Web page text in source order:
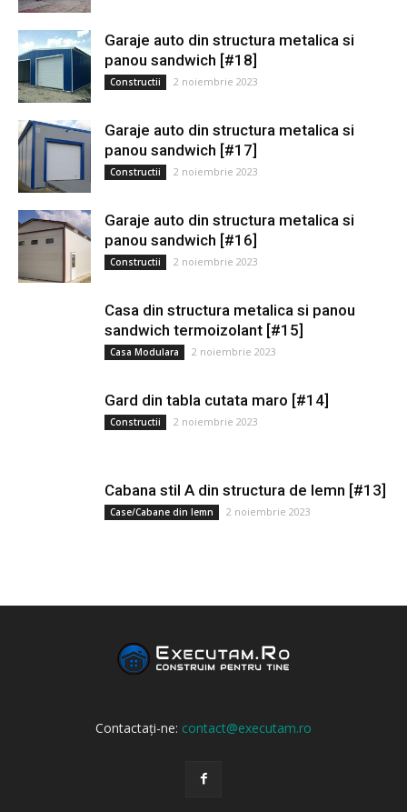
Garaje auto din structura metalica si
panou sandwich [#18]
Constructii 2 noiembrie 2023
Garaje auto din structura metalica si
panou sandwich [#17]
Constructii 2 noiembrie 2023
Garaje auto din structura metalica si
panou sandwich [#16]
Constructii 2 noiembrie 2023
Casa din structura metalica si panou
sandwich termoizolant [#15]
Casa Modulara 2 noiembrie 2023
Gard din tabla cutata maro [#14]
Constructii 2 noiembrie 2023
Cabana stil A din structura de lemn [#13]
Case/Cabane din lemn 2 noiembrie 2023
Contactați-ne: contact@executam.ro